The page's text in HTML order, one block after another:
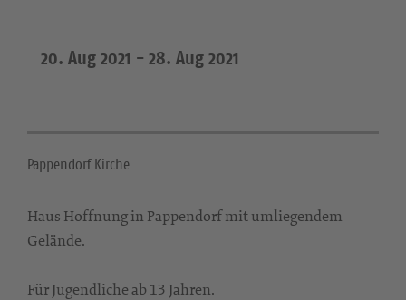
20. Aug 2021 - 28. Aug 2021
Pappendorf Kirche
Haus Hoffnung in Pappendorf mit umliegendem
Gelände.
Für Jugendliche ab 13 Jahren.